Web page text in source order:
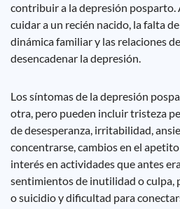
contribuir a la depresión posparto.
cuidar a un recién nacido, la falta
dinámica familiar y las relaciones
desencadenar la depresión.
Los síntomas de la depresión
otra, pero pueden incluir tristeza
de desesperanza, irritabilidad,
concentrarse, cambios en el
interés en actividades que antes
sentimientos de inutilidad o culpa,
o suicidio y dificultad para